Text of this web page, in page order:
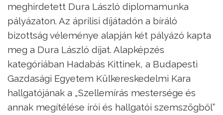
meghirdetett Dura László diplomamunka
pályázaton. Az áprilisi díjátadón a bíráló
bizottság véleménye alapján két pályázó kapta
meg a Dura László díjat. Alapképzés
kategóriában Hadabás Kittinek, a Budapesti
Gazdasági Egyetem Külkereskedelmi Kara
hallgatójának a „Szellemírás mestersége és
annak megítélése írói és hallgatói szemszögből”